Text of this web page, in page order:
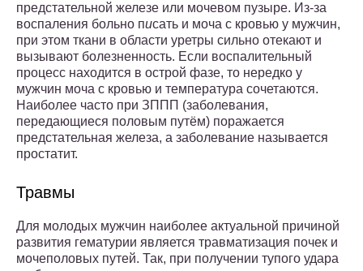
предстательной железе или мочевом пузыре. Из-за
воспаления больно писать и моча с кровью у мужчин,
при этом ткани в области уретры сильно отекают и
вызывают болезненность. Если воспалительный
процесс находится в острой фазе, то нередко у
мужчин моча с кровью и температура сочетаются.
Наиболее часто при ЗППП (заболевания,
передающиеся половым путём) поражается
предстательная железа, а заболевание называется
простатит.
Травмы
Для молодых мужчин наиболее актуальной причиной
развития гематурии является травматизация почек и
мочеполовых путей. Так, при получении тупого удара